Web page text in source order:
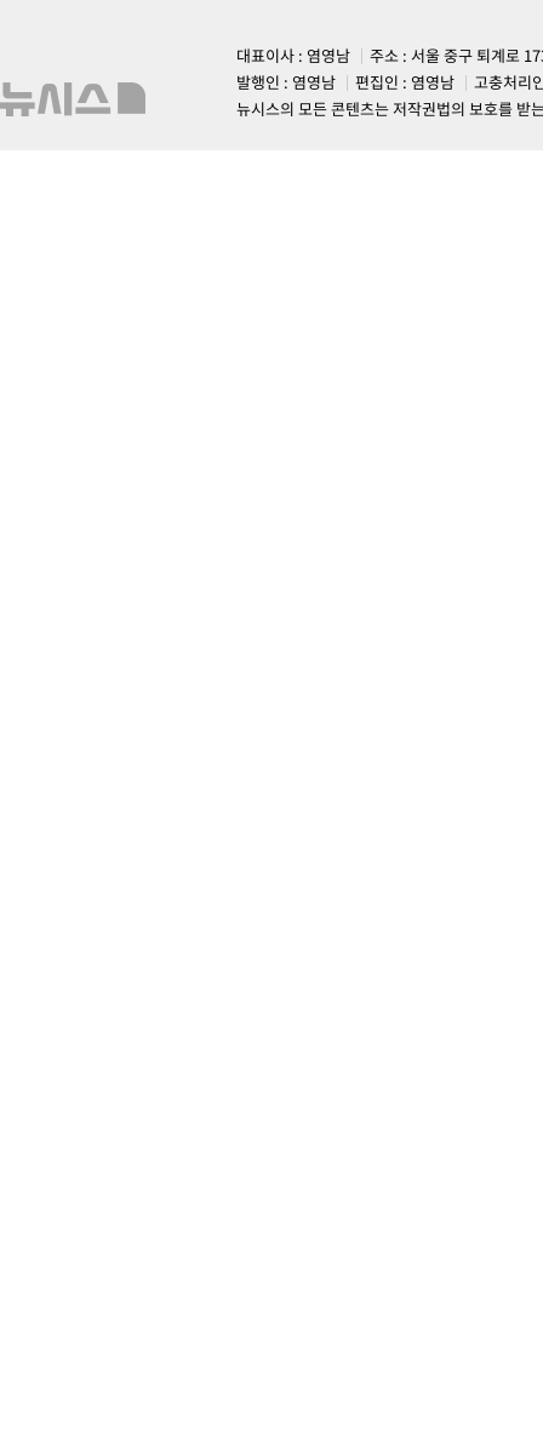
대표이사 : 염영남
주소 : 서울 중구 퇴계로
발행인 : 염영남
편집인 : 염영남
고충처리
뉴시스의 모든 콘텐츠는 저작권법의 보호를